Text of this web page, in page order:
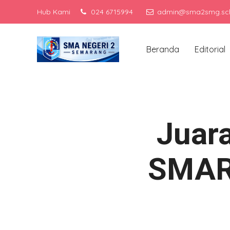
Hub Kami 024 6715994 Menjadi
Beranda Editorial